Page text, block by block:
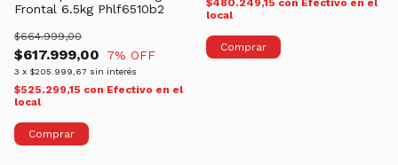
Frontal 6.5kg Phlf6510b2
$617.999,00
$664.999,00
7% OFF
3 x $205.999,67 sin interés
$525.299,15 con Efectivo en el
local
$480.249,15 con Efectivo en el
local